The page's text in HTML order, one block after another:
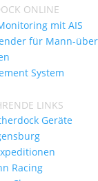
ONLINE
mit AIS
für Mann-
System
LINKS
Geräte
Racing